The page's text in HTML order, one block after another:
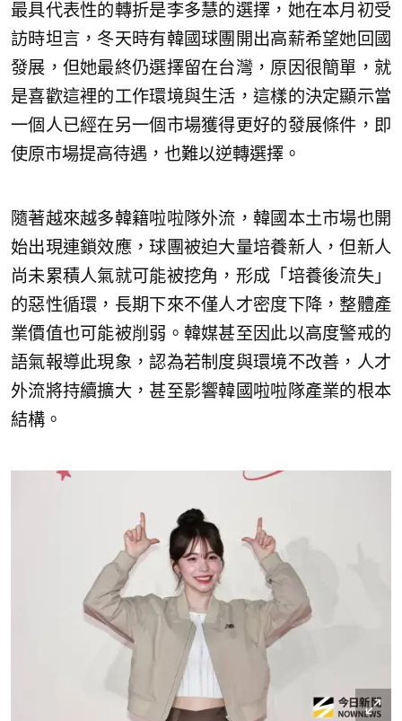
最具代表性的轉折是李多慧的選擇，她在本月初受
訪時坦言，冬天時有韓國球團開出高薪希望她回國
發展，但她最終仍選擇留在台灣，原因很簡單，就
是喜歡這裡的工作環境與生活，這樣的決定顯示當
一個人已經在另一個市場獲得更好的發展條件，即
使原市場提高待遇，也難以逆轉選擇。
隨著越來越多韓籍啦啦隊外流，韓國本土市場也開
始出現連鎖效應，球團被迫大量培養新人，但新人
尚未累積人氣就可能被挖角，形成「培養後流失」
的惡性循環，長期下來不僅人才密度下降，整體產
業價值也可能被削弱。韓媒甚至因此以高度警戒的
語氣報導此現象，認為若制度與環境不改善，人才
外流將持續擴大，甚至影響韓國啦啦隊產業的根本
結構。